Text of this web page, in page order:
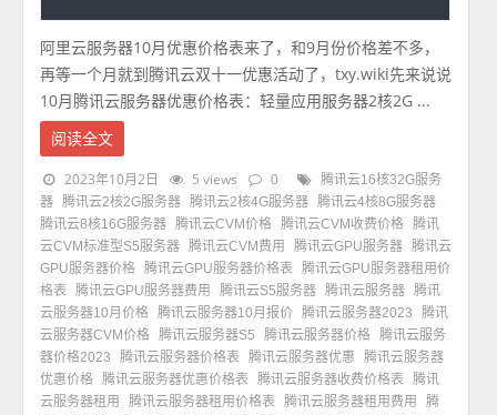
阿里云服务器10月优惠价格表来了，和9月份价格差不多，
再等一个月就到腾讯云双十一优惠活动了，txy.wiki先来说说
10月腾讯云服务器优惠价格表：轻量应用服务器2核2G ...
阅读全文
2023年10月2日 5 views 0
腾讯云16核32G服务
器 腾讯云2核2G服务器 腾讯云2核4G服务器 腾讯云4核8G服务器
腾讯云8核16G服务器 腾讯云CVM价格 腾讯云CVM收费价格 腾讯
云CVM标准型S5服务器 腾讯云CVM费用 腾讯云GPU服务器 腾讯云
GPU服务器价格 腾讯云GPU服务器价格表
腾讯云GPU服务器租用价
格表
腾讯云GPU服务器费用 腾讯云S5服务器 腾讯云服务器 腾讯
云服务器10月价格 腾讯云服务器10月报价 腾讯云服务器2023
腾讯
云服务器CVM价格 腾讯云服务器S5 腾讯云服务器价格 腾讯云服务
器价格2023
腾讯云服务器价格表 腾讯云服务器优惠
腾讯云服务器
优惠价格 腾讯云服务器优惠价格表 腾讯云服务器收费价格表
腾讯
云服务器租用
腾讯云服务器租用价格表 腾讯云服务器租用费用
腾